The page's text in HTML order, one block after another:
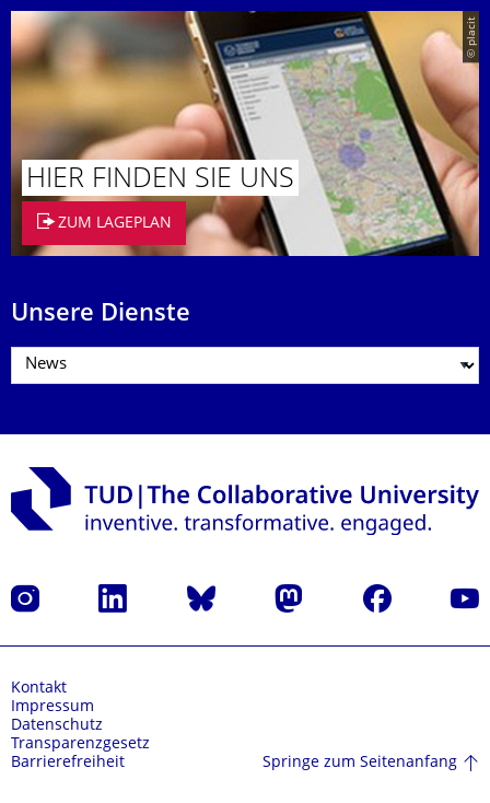
© placit
HIER FINDEN SIE UNS
ZUM LAGEPLAN
Unsere Dienste
Instagram LinkedIn Bluesky Mastodon Facebook
Kontakt
Impressum
Datenschutz
Transparenzgesetz
Barrierefreiheit
Springe zum Seitenanfang